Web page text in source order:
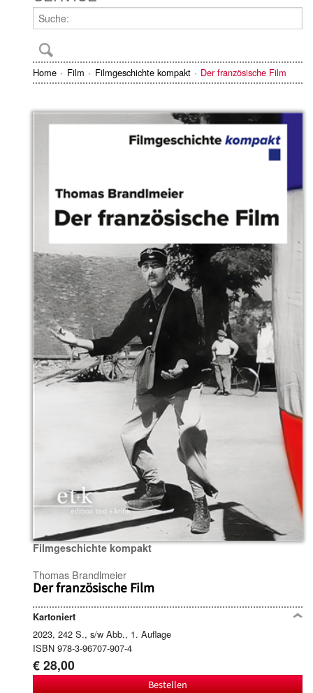
Home Film Filmgeschichte kompakt Der französische Film
Filmgeschichte kompakt
Thomas Brandlmeier
Der französische Film
Kartoniert
2023, 242 S., s/w Abb., 1. Auflage
ISBN 978-3-96707-907-4
€ 28,00
Bestellen